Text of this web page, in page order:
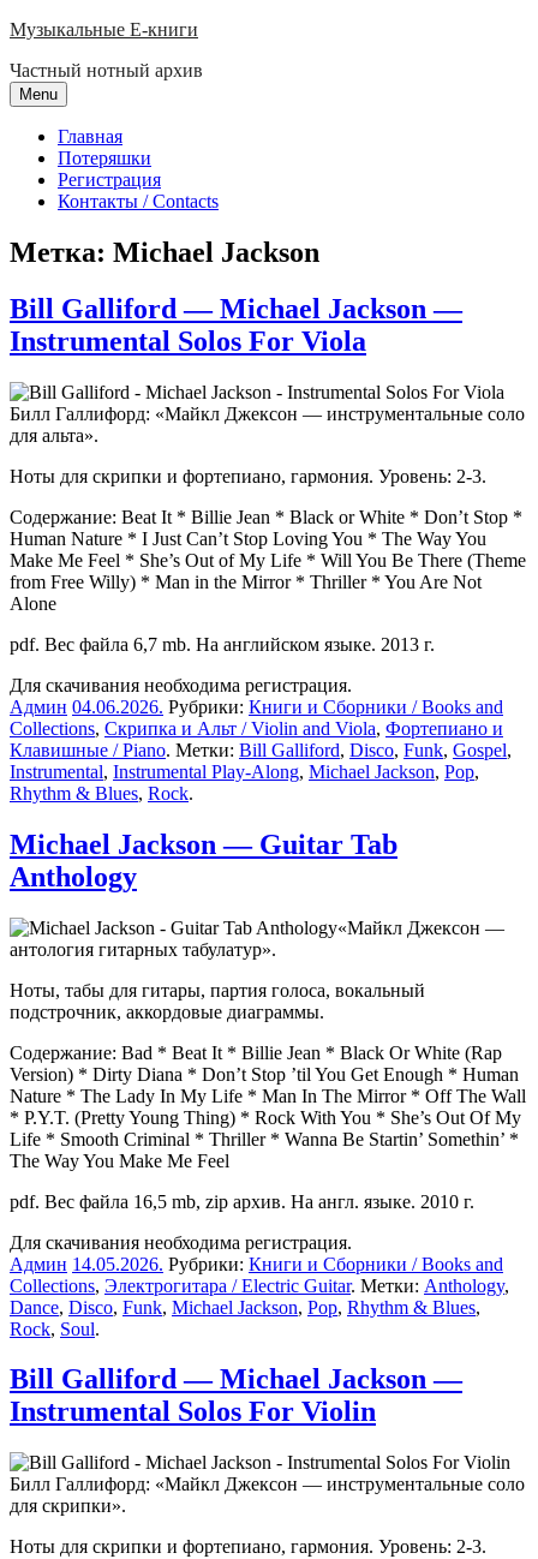
Skip
content
Музыкальные E-книги
Частный нотный архив
Menu
Главная
Потеряшки
Регистрация
Контакты / Contacts
Метка: Michael Jackson
Bill Galliford — Michael Jackson —
Instrumental Solos For Viola
Билл Галлифорд: «Майкл Джексон — инструментальные соло
для альта».
Ноты для скрипки и фортепиано, гармония. Уровень: 2-3.
Содержание: Beat It * Billie Jean * Black or White * Don’t Stop *
Human Nature * I Just Can’t Stop Loving You * The Way You
Make Me Feel * She’s Out of My Life * Will You Be There (Theme
from Free Willy) * Man in the Mirror * Thriller * You Are Not
Alone
pdf. Вес файла 6,7 mb. На английском языке. 2013 г.
Для скачивания необходима регистрация.
Админ 04.06.2026. Рубрики: Книги и Сборники / Books and
Collections, Скрипка и Альт / Violin and Viola, Фортепиано и
Клавишные / Piano. Метки: Bill Galliford, Disco, Funk, Gospel,
Instrumental, Instrumental Play-Along, Michael Jackson, Pop,
Rhythm & Blues, Rock.
Michael Jackson — Guitar Tab
Anthology
«Майкл Джексон —
антология гитарных табулатур».
Ноты, табы для гитары, партия голоса, вокальный
подстрочник, аккордовые диаграммы.
Содержание: Bad * Beat It * Billie Jean * Black Or White (Rap
Version) * Dirty Diana * Don’t Stop ’til You Get Enough * Human
Nature * The Lady In My Life * Man In The Mirror * Off The Wall
* P.Y.T. (Pretty Young Thing) * Rock With You * She’s Out Of My
Life * Smooth Criminal * Thriller * Wanna Be Startin’ Somethin’ *
The Way You Make Me Feel
pdf. Вес файла 16,5 mb, zip архив. На англ. языке. 2010 г.
Для скачивания необходима регистрация.
Админ 14.05.2026. Рубрики: Книги и Сборники / Books and
Collections, Электрогитара / Electric Guitar. Метки: Anthology,
Dance, Disco, Funk, Michael Jackson, Pop, Rhythm & Blues,
Rock, Soul.
Bill Galliford — Michael Jackson —
Instrumental Solos For Violin
Билл Галлифорд: «Майкл Джексон — инструментальные соло
для скрипки».
Ноты для скрипки и фортепиано, гармония. Уровень: 2-3.